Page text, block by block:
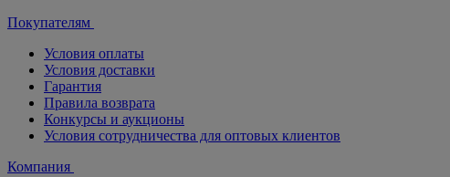
Покупателям
Условия оплаты
Условия доставки
Гарантия
Правила возврата
Конкурсы и аукционы
Условия сотрудничества для оптовых клиентов
Компания